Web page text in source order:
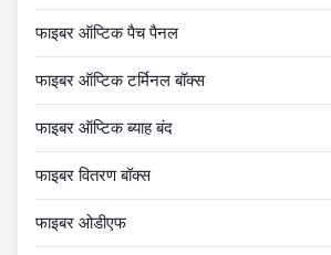
फाइबर ऑप्टिक पैच पैनल
फाइबर ऑप्टिक टर्मिनल बॉक्स
फाइबर ऑप्टिक ब्याह बंद
फाइबर वितरण बॉक्स
फाइबर ओडीएफ